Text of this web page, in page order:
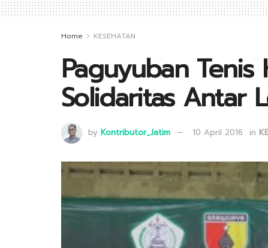
Home KESEHATAN
Paguyuban
Solidaritas Antar
by Kontributor_Jatim 10 April 2016 in